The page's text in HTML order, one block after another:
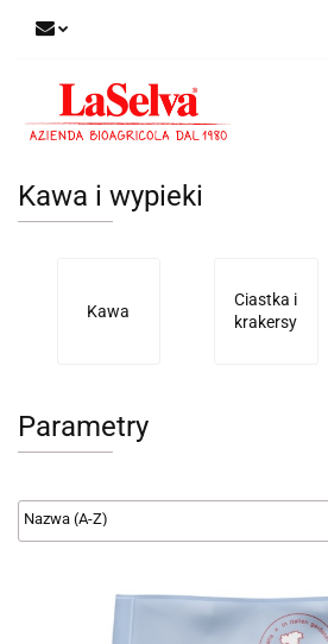
Kawa i wypieki
Kawa
Ciastka i
krakersy
Parametry